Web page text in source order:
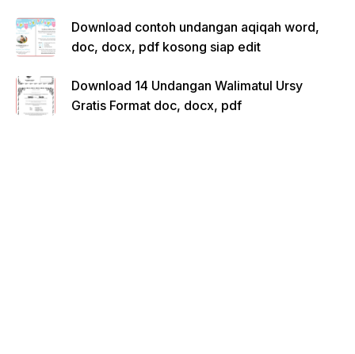
Download contoh undangan aqiqah word,
doc, docx, pdf kosong siap edit
Download 14 Undangan Walimatul Ursy
Gratis Format doc, docx, pdf